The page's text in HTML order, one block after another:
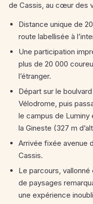
de Cassis, au cœur des
Distance unique de
route labellisée à
Une participation
plus de 20 000
l’étranger.
Départ sur le
Vélodrome, puis
le campus de Luminy
la Gineste (327 m
Arrivée fixée avenue
Cassis.
Le parcours,
de paysages
une expérience